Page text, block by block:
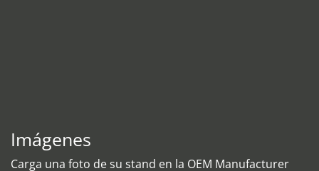
Imágenes
Carga una foto de su stand en la OEM Manufacturer